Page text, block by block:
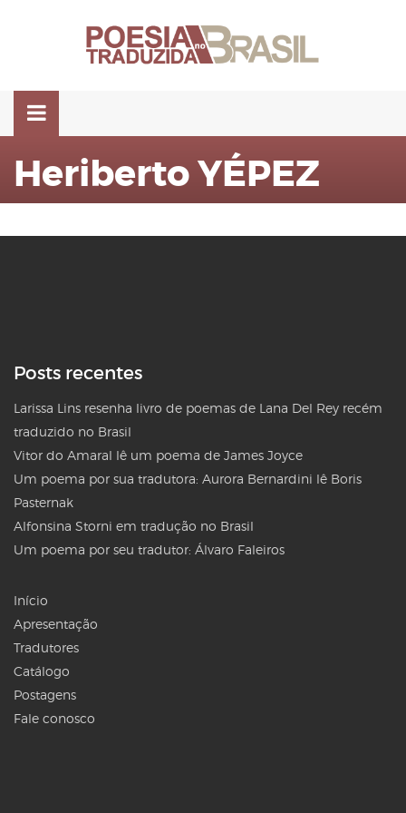
Heriberto YÉPEZ
Posts recentes
Larissa Lins resenha livro de poemas de Lana Del Rey recém
traduzido no Brasil
Vitor do Amaral lê um poema de James Joyce
Um poema por sua tradutora: Aurora Bernardini lê Boris
Pasternak
Alfonsina Storni em tradução no Brasil
Um poema por seu tradutor: Álvaro Faleiros
Início
Apresentação
Tradutores
Catálogo
Postagens
Fale conosco